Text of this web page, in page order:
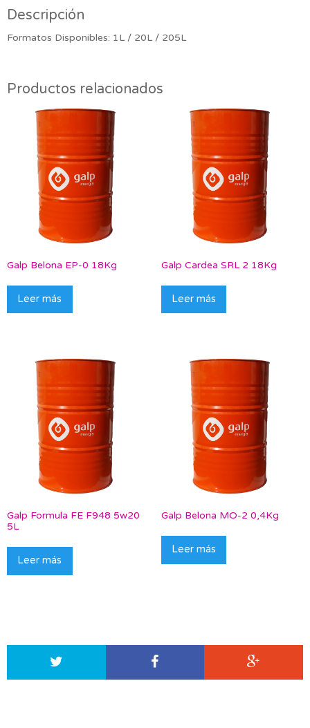
Descripción
Formatos Disponibles: 1L / 20L / 205L
Productos relacionados
Galp Belona EP-0 18Kg
Leer más
Galp Cardea SRL 2 18Kg
Leer más
Galp Formula FE F948 5w20
5L
Leer más
Galp Belona MO-2 0,4Kg
Leer más